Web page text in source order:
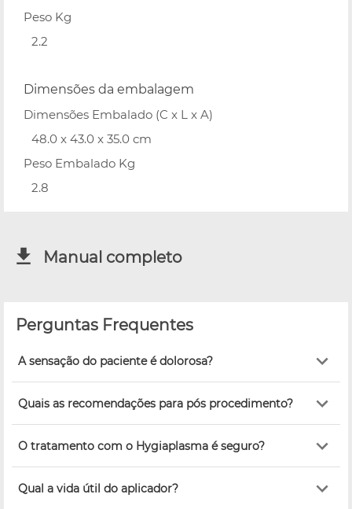
Peso Kg
2.2
Dimensões da embalagem
Dimensões Embalado (C x L x A)
48.0 x 43.0 x 35.0 cm
Peso Embalado Kg
2.8
Manual completo
Perguntas Frequentes
A sensação do paciente é dolorosa?
Quais as recomendações para pós procedimento?
O tratamento com o Hygiaplasma é seguro?
Qual a vida útil do aplicador?